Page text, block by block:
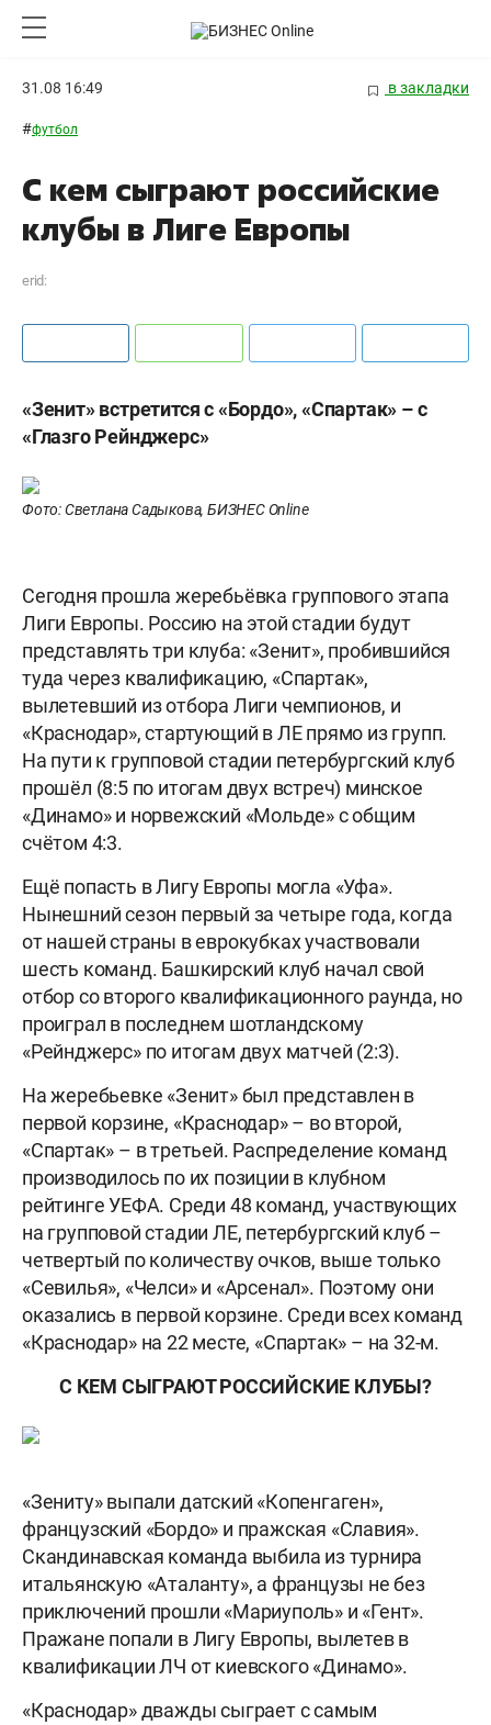
31.08 16:49 в закладки
#футбол
С кем сыграют российские
клубы в Лиге Европы
erid:
«Зенит» встретится с «Бордо», «Спартак» – с
«Глазго Рейнджерс»
Фото: Светлана Садыкова, БИЗНЕС Online
Сегодня прошла жеребьёвка группового этапа
Лиги Европы. Россию на этой стадии будут
представлять три клуба: «Зенит», пробившийся
туда через квалификацию, «Спартак»,
вылетевший из отбора Лиги чемпионов, и
«Краснодар», стартующий в ЛЕ прямо из групп.
На пути к групповой стадии петербургский клуб
прошёл (8:5 по итогам двух встреч) минское
«Динамо» и норвежский «Мольде» с общим
счётом 4:3.
Ещё попасть в Лигу Европы могла «Уфа».
Нынешний сезон первый за четыре года, когда
от нашей страны в еврокубках участвовали
шесть команд. Башкирский клуб начал свой
отбор со второго квалификационного раунда, но
проиграл в последнем шотландскому
«Рейнджерс» по итогам двух матчей (2:3).
На жеребьевке «Зенит» был представлен в
первой корзине, «Краснодар» – во второй,
«Спартак» – в третьей. Распределение команд
производилось по их позиции в клубном
рейтинге УЕФА. Среди 48 команд, участвующих
на групповой стадии ЛЕ, петербургский клуб –
четвертый по количеству очков, выше только
«Севилья», «Челси» и «Арсенал». Поэтому они
оказались в первой корзине. Среди всех команд
«Краснодар» на 22 месте, «Спартак» – на 32-м.
С КЕМ СЫГРАЮТ РОССИЙСКИЕ КЛУБЫ?
«Зениту» выпали датский «Копенгаген»,
французский «Бордо» и пражская «Славия».
Скандинавская команда выбила из турнира
итальянскую «Аталанту», а французы не без
приключений прошли «Мариуполь» и «Гент».
Пражане попали в Лигу Европы, вылетев в
квалификации ЛЧ от киевского «Динамо».
«Краснодар» дважды сыграет с самым